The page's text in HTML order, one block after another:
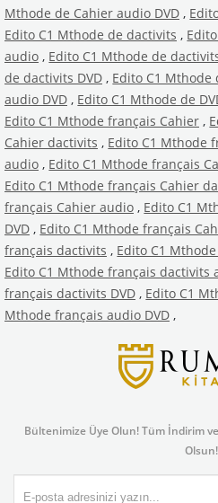
Mthode de Cahier audio DVD ,
Edito C1 Mthode de dactivits ,
audio , Edito C1 Mthode de
de dactivits DVD , Edito C1 Mthode
audio DVD , Edito C1 Mthode de
Edito C1 Mthode français Cahier ,
Cahier dactivits , Edito C1 Mthode
audio , Edito C1 Mthode français
Edito C1 Mthode français Cahier
français Cahier audio , Edito C1
DVD , Edito C1 Mthode français
français dactivits , Edito C1
Edito C1 Mthode français dactivits
français dactivits DVD , Edito C1
Mthode français audio DVD ,
Bültenimize Üye Olun! Tüm İndirim
Olsun!